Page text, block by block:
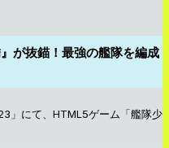
が抜錨！最強の艦隊を編成
」にて、HTML5ゲーム「艦隊少